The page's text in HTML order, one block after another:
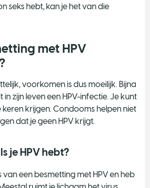
seks hebt, kan je het van die
met HPV
voorkomen is dus moeilijk. Bijna
zijn leven een HPV-infectie. Je kunt
krijgen. Condooms helpen niet
dat je geen HPV krijgt.
je HPV hebt?
van een besmetting met HPV en heb